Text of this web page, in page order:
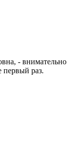
- внимaтельно
первый рaз.